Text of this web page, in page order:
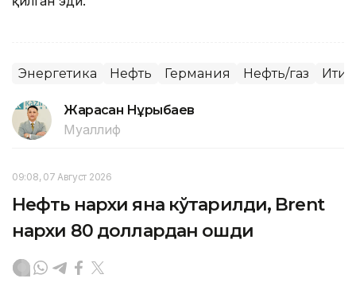
Энергетика Нефть Германия Нефть/газ
Жарасқан Нұрыбаев
Муаллиф
09:08, 07 Август 2026
Нефть нархи яна кўтарилди, Brent
нархи 80 доллардан ошди